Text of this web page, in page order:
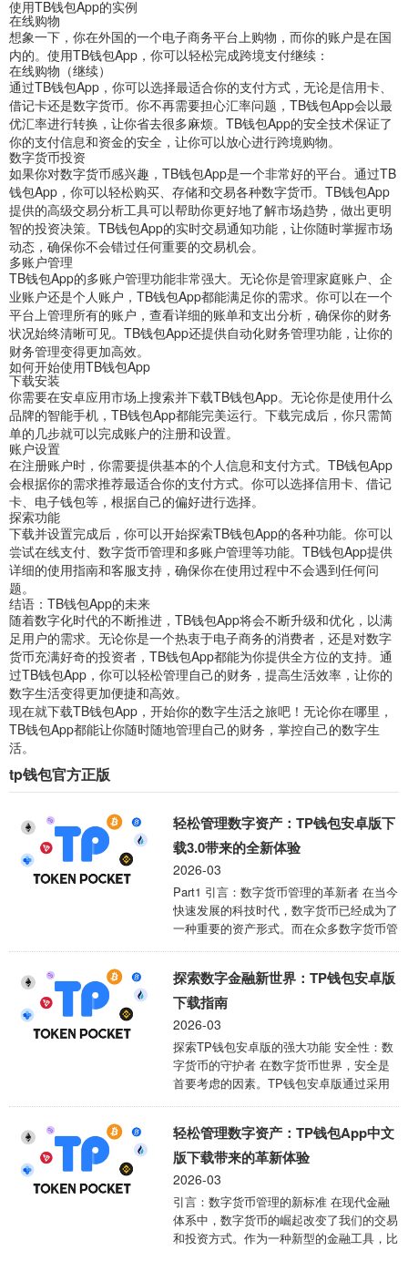
使用TB钱包App的实例
在线购物
想象一下，你在外国的一个电子商务平台上购物，而你的账户是在国
内的。使用TB钱包App，你可以轻松完成跨境支付继续：
在线购物（继续）
通过TB钱包App，你可以选择最适合你的支付方式，无论是信用卡、
借记卡还是数字货币。你不再需要担心汇率问题，TB钱包App会以最
优汇率进行转换，让你省去很多麻烦。TB钱包App的安全技术保证了
你的支付信息和资金的安全，让你可以放心进行跨境购物。
数字货币投资
如果你对数字货币感兴趣，TB钱包App是一个非常好的平台。通过TB
钱包App，你可以轻松购买、存储和交易各种数字货币。TB钱包App
提供的高级交易分析工具可以帮助你更好地了解市场趋势，做出更明
智的投资决策。TB钱包App的实时交易通知功能，让你随时掌握市场
动态，确保你不会错过任何重要的交易机会。
多账户管理
TB钱包App的多账户管理功能非常强大。无论你是管理家庭账户、企
业账户还是个人账户，TB钱包App都能满足你的需求。你可以在一个
平台上管理所有的账户，查看详细的账单和支出分析，确保你的财务
状况始终清晰可见。TB钱包App还提供自动化财务管理功能，让你的
财务管理变得更加高效。
如何开始使用TB钱包App
下载安装
你需要在安卓应用市场上搜索并下载TB钱包App。无论你是使用什么
品牌的智能手机，TB钱包App都能完美运行。下载完成后，你只需简
单的几步就可以完成账户的注册和设置。
账户设置
在注册账户时，你需要提供基本的个人信息和支付方式。TB钱包App
会根据你的需求推荐最适合你的支付方式。你可以选择信用卡、借记
卡、电子钱包等，根据自己的偏好进行选择。
探索功能
下载并设置完成后，你可以开始探索TB钱包App的各种功能。你可以
尝试在线支付、数字货币管理和多账户管理等功能。TB钱包App提供
详细的使用指南和客服支持，确保你在使用过程中不会遇到任何问
题。
结语：TB钱包App的未来
随着数字化时代的不断推进，TB钱包App将会不断升级和优化，以满
足用户的需求。无论你是一个热衷于电子商务的消费者，还是对数字
货币充满好奇的投资者，TB钱包App都能为你提供全方位的支持。通
过TB钱包App，你可以轻松管理自己的财务，提高生活效率，让你的
数字生活变得更加便捷和高效。
现在就下载TB钱包App，开始你的数字生活之旅吧！无论你在哪里，
TB钱包App都能让你随时随地管理自己的财务，掌控自己的数字生
活。
tp钱包官方正版
轻松管理数字资产：TP钱包安卓版下
载3.0带来的全新体验
2026-03
Part1 引言：数字货币管理的革新者 在当今
快速发展的科技时代，数字货币已经成为了
一种重要的资产形式。而在众多数字货币管
探索数字金融新世界：TP钱包安卓版
下载指南
2026-03
探索TP钱包安卓版的强大功能 安全性：数
字货币的守护者 在数字货币世界，安全是
首要考虑的因素。TP钱包安卓版通过采用
轻松管理数字资产：TP钱包App中文
版下载带来的革新体验
2026-03
引言：数字货币管理的新标准 在现代金融
体系中，数字货币的崛起改变了我们的交易
和投资方式。作为一种新型的金融工具，比